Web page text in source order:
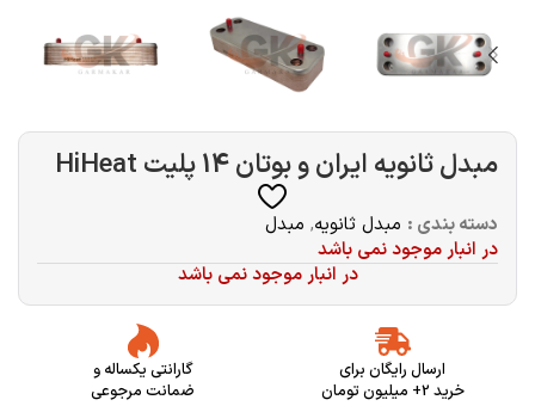
مبدل ثانویه ايران و بوتان 14 پلیت HiHeat
دسته بندی : مبدل ثانویه, مبدل
در انبار موجود نمی باشد
در انبار موجود نمی باشد
ارسال رایگان برای
خرید 2+ میلیون تومان
گارانتی یکساله و
ضمانت مرجوعی